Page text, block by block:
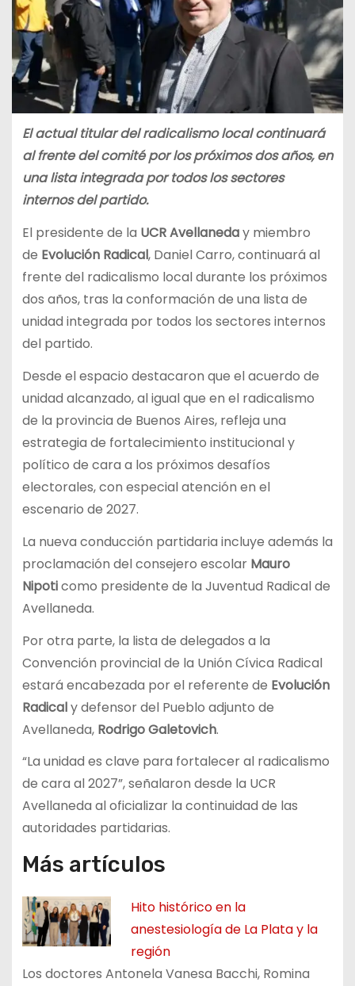
El actual titular del radicalismo local continuará
al frente del comité por los próximos dos años, en
una lista integrada por todos los sectores
internos del partido.
El presidente de la UCR Avellaneday miembro
de Evolución Radical, Daniel Carro, continuará al
frente del radicalismo local durante los próximos
dos años, tras la conformación de una lista de
unidad integrada por todos los sectores internos
del partido.
Desde el espacio destacaron que el acuerdo de
unidad alcanzado, al igual que en el radicalismo
de la provincia de Buenos Aires, refleja una
estrategia de fortalecimiento institucional y
político de cara a los próximos desafíos
electorales, con especial atención en el
escenario de 2027.
La nueva conducción partidaria incluye además la
proclamación del consejero escolar Mauro
Nipoticomo presidente de la Juventud Radical de
Avellaneda.
Por otra parte, la lista de delegados a la
Convención provincial de la Unión Cívica Radical
estará encabezada por el referente de Evolución
Radicaly defensor del Pueblo adjunto de
Avellaneda, Rodrigo Galetovich.
“La unidad es clave para fortalecer al radicalismo
de cara al 2027”, señalaron desde la UCR
Avellaneda al oficializar la continuidad de las
autoridades partidarias.
Más artículos
Hito histórico en la
anestesiología de La Plata y la
región
Los doctores Antonela Vanesa Bacchi, Romina